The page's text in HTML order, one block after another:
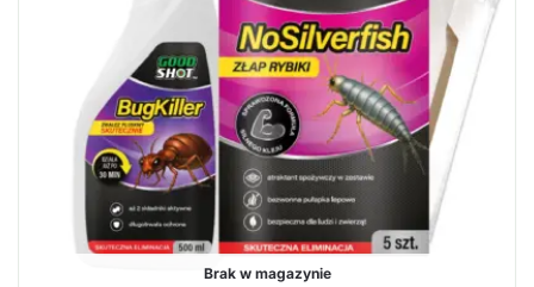
Brak w magazynie